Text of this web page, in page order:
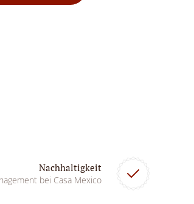
Nachhaltigkeit
bei Casa Mexico